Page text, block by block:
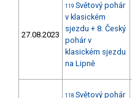
27.08.2023
119 Světový pohár
v klasickém
sjezdu + 8. Český
pohár v
klasickém sjezdu
na Lipně
118 Světový pohár